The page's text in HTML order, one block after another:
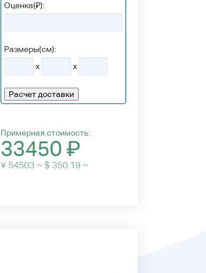
Оценка(₽):
Размеры(см):
x
x
Расчет доставки
Примерная стоимость:
33450 ₽
¥ 54503 ~ $ 350.19 ~